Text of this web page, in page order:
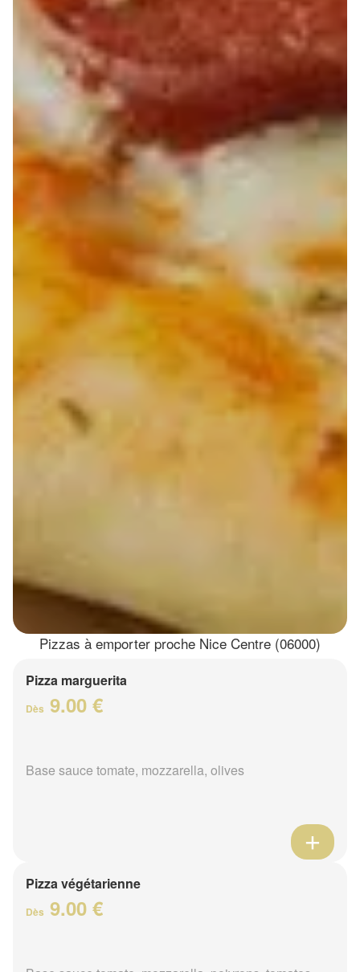
Pizzas à emporter proche Nice Centre (06000)
Pizza marguerita
Dès 9.00 €
Base sauce tomate, mozzarella, olives
Pizza végétarienne
Dès 9.00 €